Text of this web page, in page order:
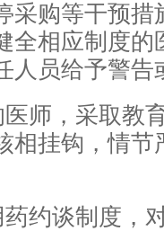
采购等干预措
全相应制度的
人员给予警告
师，采取教
相挂钩，情节
约谈制度，